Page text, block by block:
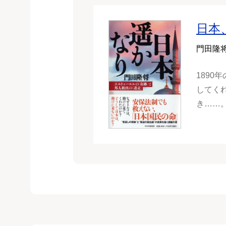
日本
門田隆
1890年
してく
き……。